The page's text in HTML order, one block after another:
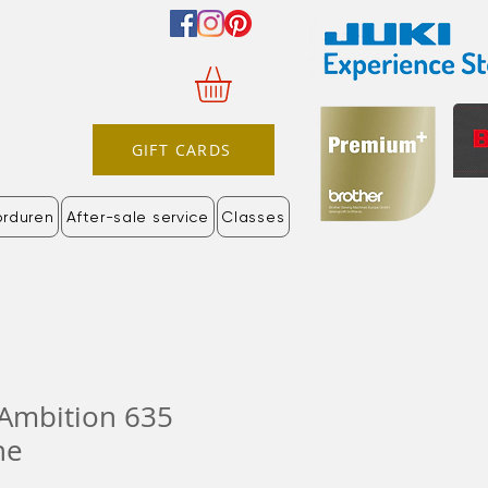
GIFT CARDS
After-sale service Classes
635